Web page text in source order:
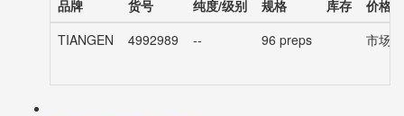
品牌
货号 纯度/级别 规格 库存
价格
TIANGEN
4992989 -- 96 preps 市场